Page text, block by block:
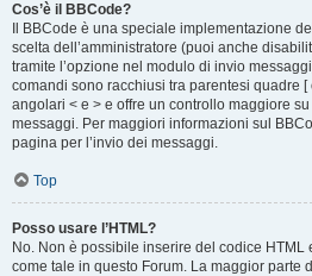
Cos’è il BBCode?
Il BBCode è una speciale implementazione
scelta dell’amministratore (puoi anche
tramite l’opzione nel modulo di invio
comandi sono racchiusi tra parentesi quadre [
angolari < e > e offre un controllo maggiore
messaggi. Per maggiori informazioni sul
pagina per l’invio dei messaggi.
Top
Posso usare l’HTML?
No. Non è possibile inserire del codice HTML
come tale in questo Forum. La maggior parte